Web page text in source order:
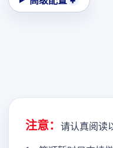
注意： 请认真阅读